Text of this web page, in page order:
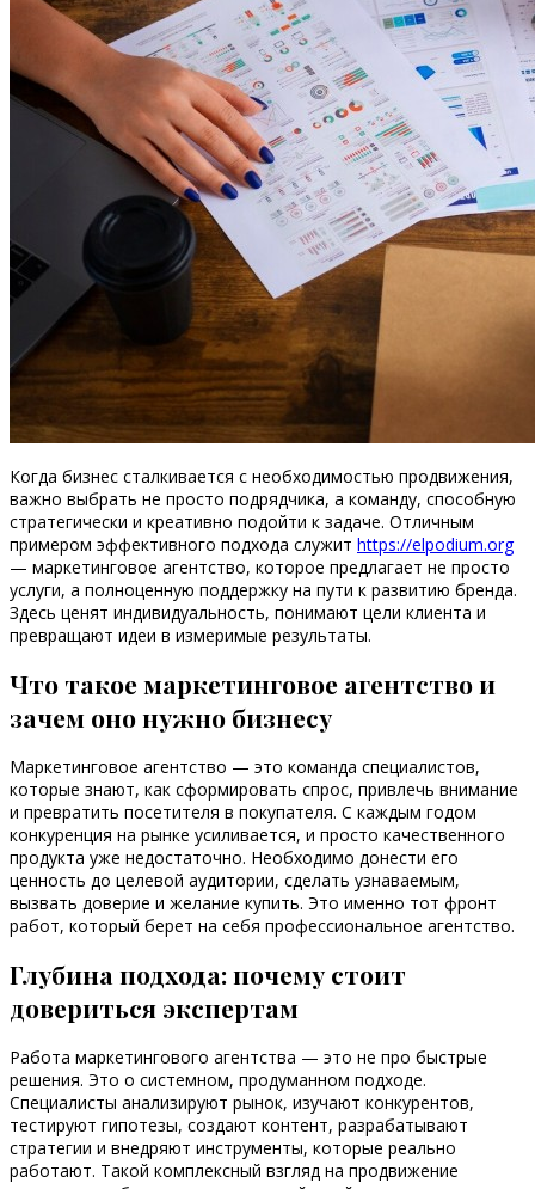
Когда бизнес сталкивается с необходимостью продвижения,
важно выбрать не просто подрядчика, а команду, способную
стратегически и креативно подойти к задаче. Отличным
примером эффективного подхода служит https://elpodium.org
— маркетинговое агентство, которое предлагает не просто
услуги, а полноценную поддержку на пути к развитию бренда.
Здесь ценят индивидуальность, понимают цели клиента и
превращают идеи в измеримые результаты.
Что такое маркетинговое агентство и
зачем оно нужно бизнесу
Маркетинговое агентство — это команда специалистов,
которые знают, как сформировать спрос, привлечь внимание
и превратить посетителя в покупателя. С каждым годом
конкуренция на рынке усиливается, и просто качественного
продукта уже недостаточно. Необходимо донести его
ценность до целевой аудитории, сделать узнаваемым,
вызвать доверие и желание купить. Это именно тот фронт
работ, который берет на себя профессиональное агентство.
Глубина подхода: почему стоит
довериться экспертам
Работа маркетингового агентства — это не про быстрые
решения. Это о системном, продуманном подходе.
Специалисты анализируют рынок, изучают конкурентов,
тестируют гипотезы, создают контент, разрабатывают
стратегии и внедряют инструменты, которые реально
работают. Такой комплексный взгляд на продвижение